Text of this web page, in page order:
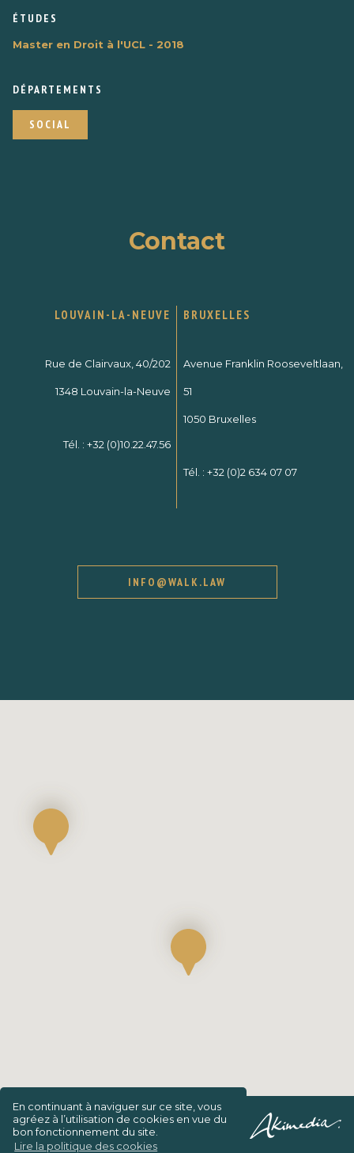
En continuant à naviguer sur ce site, vous
agréez à l’utilisation de cookies en vue du
bon fonctionnement du site.
Lire la politique des cookies
ÉTUDES
Master en Droit à l'UCL - 2018
DÉPARTEMENTS
SOCIAL
Contact
LOUVAIN-LA-NEUVE
Rue de Clairvaux, 40/202
1348 Louvain-la-Neuve
Tél. : +32 (0)10.22.47.56
BRUXELLES
Avenue Franklin Rooseveltlaan,
51
1050 Bruxelles
Tél. : +32 (0)2 634 07 07
INFO@WALK.LAW
Confidentialité/Charte de vie privée